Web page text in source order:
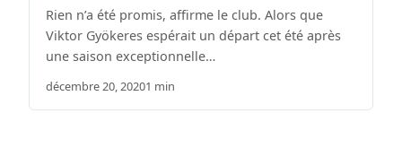
Rien n’a été promis, affirme le club. Alors que
Viktor Gyökeres espérait un départ cet été après
une saison exceptionnelle…
décembre 20, 20201 min